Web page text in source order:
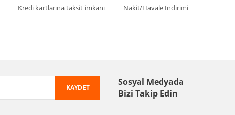
Kredi kartlarına taksit imkanı Nakit/Havale İndirimi
KAYDET
Sosyal Medyada
Bizi Takip Edin